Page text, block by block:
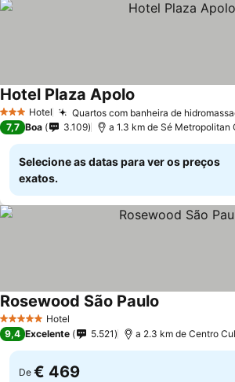
3 EstrelasHotel Quartos com banheira de
Hotel Plaza Apolo
7,7 Boa 3.109 a 1.3 km de Sé Metropolitan
Selecione as datas para ver os preços
exatos.
5 Estrelas Hotel
Rosewood São Paulo
9,4 Excelente 5.521 a 2.3 km de Centro
De € 469